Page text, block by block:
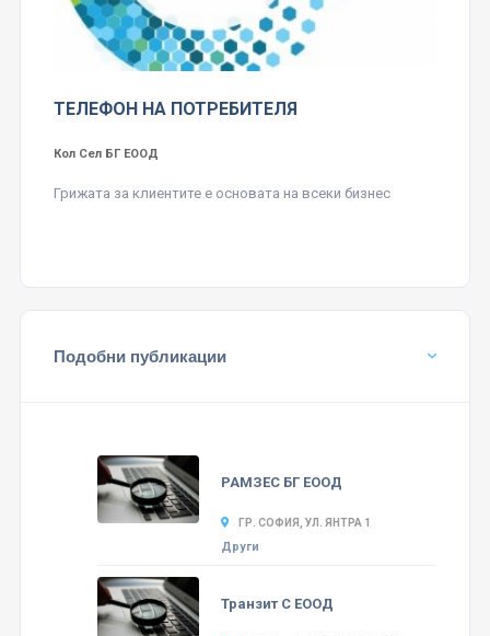
ТЕЛЕФОН НА ПОТРЕБИТЕЛЯ
Кол Сел БГ ЕООД
Грижата за клиентите е основата на всеки бизнес
Подобни публикации
РАМЗЕС БГ ЕООД
ГР. СОФИЯ, УЛ. ЯНТРА 1
Други
Транзит С ЕООД